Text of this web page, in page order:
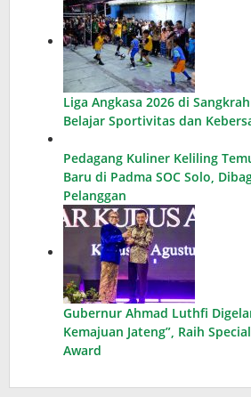
Liga Angkasa 2026 di
Belajar Sportivitas dan
Pedagang Kuliner Keliling
Baru di Padma SOC Solo,
Pelanggan
Gubernur Ahmad Luthfi
Kemajuan Jateng”, Raih
Award